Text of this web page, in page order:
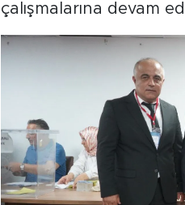
çalışmalarına devam